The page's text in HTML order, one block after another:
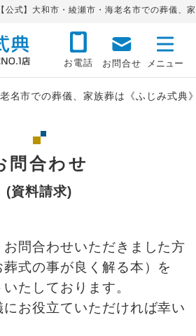
式】大和市・綾瀬市・海老名市での葬儀、
お電話 お問合せ
名市での葬儀、家族葬は《ふじみ式典
問合わせ
(資料請求)
問合わせいただきました方
式の事が良く解る本）を
たしております。
お役立ていただければ幸い